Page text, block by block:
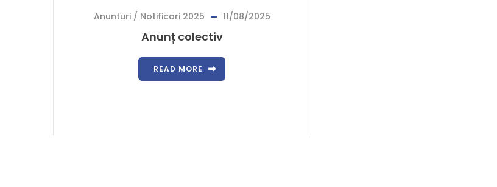
Anunturi / Notificari 2025 11/08/2025
Anunț colectiv
READ MORE